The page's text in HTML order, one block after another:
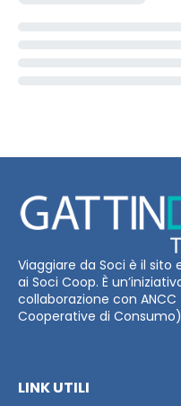
Viaggiare da Soci è il
ai Soci Coop. È
collaborazione con
Cooperative di
LINK UTILI